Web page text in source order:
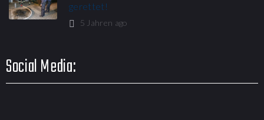
gerettet!
5 Jahren ago
Social Media: